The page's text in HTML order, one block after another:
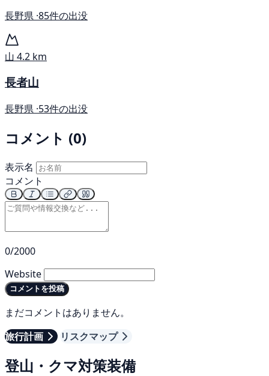
長野県 ·85件の出没
山 4.2 km
長者山
長野県 ·53件の出没
コメント (0)
表示名
コメント
0/2000
Website
コメントを投稿
まだコメントはありません。
旅行計画
リスクマップ
登山・クマ対策装備